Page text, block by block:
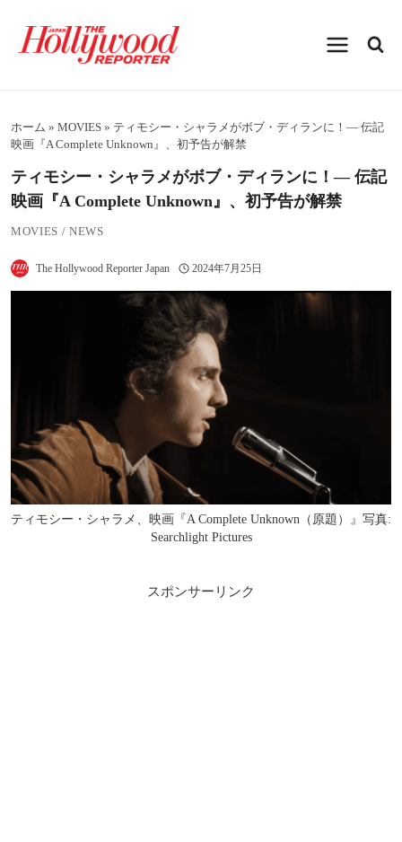
プホーム » MOVIES » ティモシー・シャラメがボブ・ディランに！― 伝記
映画『A Complete Unknown』、初予告が解禁
ティモシー・シャラメがボブ・ディランに！― 伝記
映画『A Complete Unknown』、初予告が解禁
MOVIES / NEWS
The Hollywood Reporter Japan 2024年7月25日
ティモシー・シャラメ、映画『A Complete Unknown（原題）』写真:
Searchlight Pictures
スポンサーリンク